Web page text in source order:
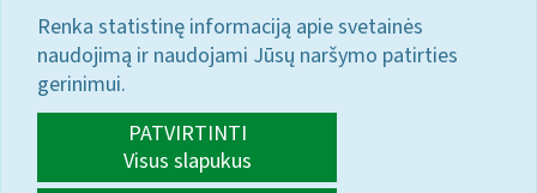
Renka statistinę informaciją apie svetainės
naudojimą ir naudojami Jūsų naršymo patirties
gerinimui.
PATVIRTINTI
Visus slapukus